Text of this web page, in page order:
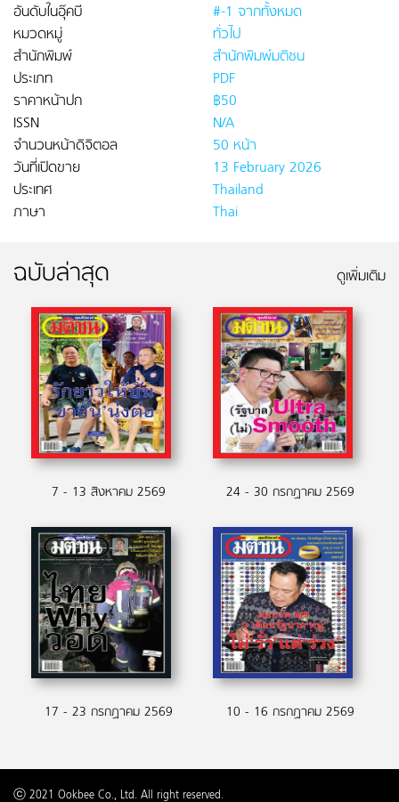
อันดับในอุ๊คบี
#-1 จากทั้งหมด
หมวดหมู่
ทั่วไป
สำนักพิมพ์
สำนักพิมพ์มติชน
ประเภท
PDF
ราคาหน้าปก
฿50
ISSN
N/A
จำนวนหน้าดิจิตอล
50 หน้า
วันที่เปิดขาย
13 February 2026
ประเทศ
Thailand
ภาษา
Thai
ฉบับล่าสุด ดูเพิ่มเติม
7 - 13 สิงหาคม 2569 24 - 30 กรกฏาคม 2569
17 - 23 กรกฏาคม 2569 10 - 16 กรกฏาคม 2569
ⓒ 2021 Ookbee Co., Ltd. All right reserved.